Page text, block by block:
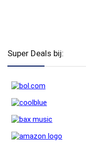
Super Deals bij: